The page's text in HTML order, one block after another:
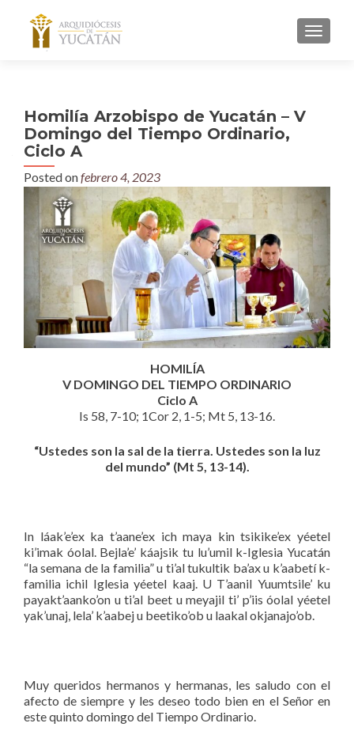
MENU
Homilía Arzobispo de Yucatán – V
Domingo del Tiempo Ordinario,
Ciclo A
Posted onfebrero 4, 2023
HOMILÍA
V DOMINGO DEL TIEMPO ORDINARIO
Ciclo A
Is 58, 7-10; 1Cor 2, 1-5; Mt 5, 13-16.
“Ustedes son la sal de la tierra. Ustedes son la luz
del mundo” (Mt 5, 13-14).
In láak’e’ex ka t’aane’ex ich maya kin tsikike’ex yéetel
ki’imak óolal. Bejla’e’ káajsik tu lu’umil k-Iglesia Yucatán
“la semana de la familia” u ti’al tukultik ba’ax u k’aabetí k-
familia ichil Iglesia yéetel kaaj. U T’aanil Yuumtsile’ ku
payakt’aanko’on u ti’al beet u meyajil ti’ p’iis óolal yéetel
yak’unaj, lela’ k’aabej u beetiko’ob u laakal okjanajo’ob.
Muy queridos hermanos y hermanas, les saludo con el
afecto de siempre y les deseo todo bien en el Señor en
este quinto domingo del Tiempo Ordinario.